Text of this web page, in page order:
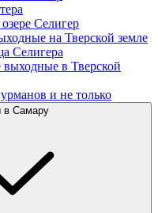
Селигер
на Тверской земле
Селигера
в Тверской
и не только
в Самару